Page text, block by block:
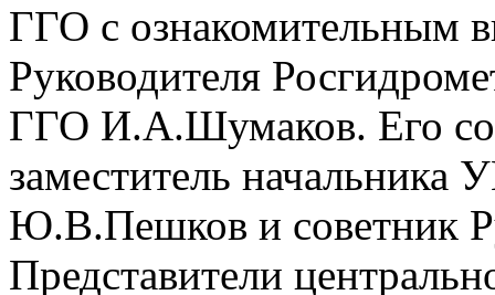
ГГО с ознакомительным
Руководителя
ГГО И.А.Шумаков. Его
заместитель
Ю.В.Пешков и советник
Представители